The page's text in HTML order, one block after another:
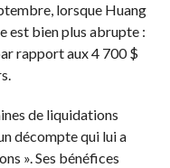
lorsque Huang
est bien plus abrupte :
rapport aux 4 700 $
de liquidations
décompte qui lui a
». Ses bénéfices